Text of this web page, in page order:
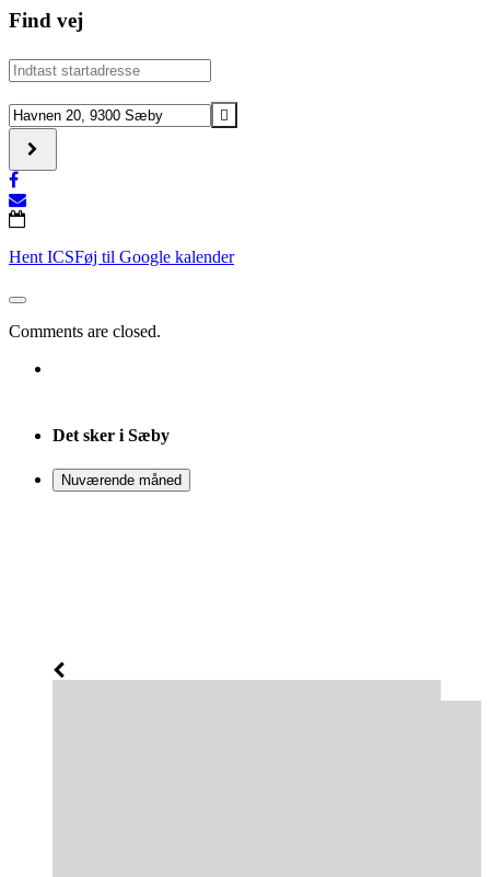
Find vej
Address
-
Christoffer
og
Mark
[4tzL4UsFz]
Destination
Address
Christoffer
og
Mark
[PEVdiIAYa]
Hent ICSFøj til Google kalender
Comments are closed.
Det sker i Sæby
Nuværende måned